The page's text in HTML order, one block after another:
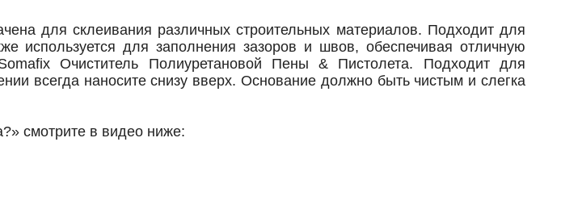
для склеивания различных строительных материалов. Подходит для
используется для заполнения зазоров и швов, обеспечивая отличную
Очиститель Полиуретановой Пены & Пистолета. Подходит для
всегда наносите снизу вверх. Основание должно быть чистым и слегка
смотрите в видео ниже: